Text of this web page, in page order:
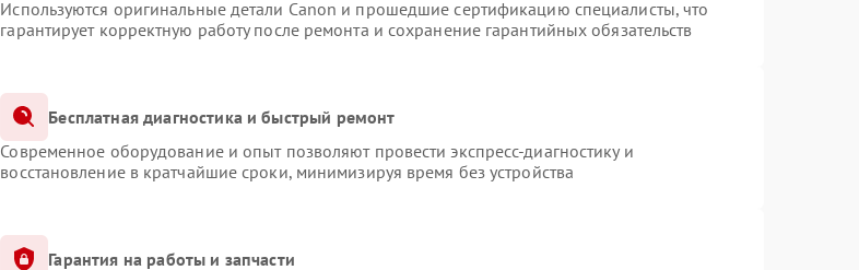
Используются оригинальные детали Canon и прошедшие сертификацию специалисты, что
гарантирует корректную работу после ремонта и сохранение гарантийных обязательств
Бесплатная диагностика и быстрый ремонт
Современное оборудование и опыт позволяют провести экспресс-диагностику и
восстановление в кратчайшие сроки, минимизируя время без устройства
Гарантия на работы и запчасти